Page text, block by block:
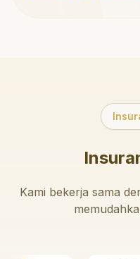
Kami bekerja sama